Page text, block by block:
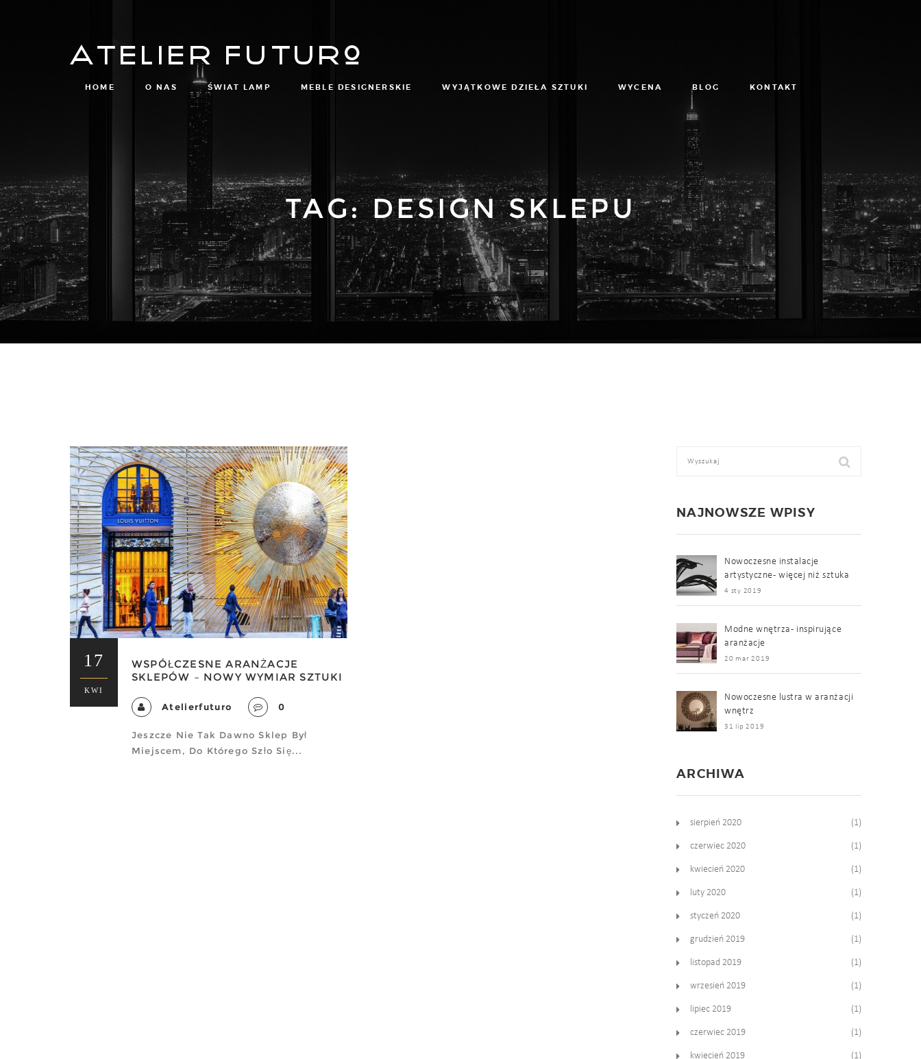
Atelier Futuro
HOME O NAS ŚWIAT LAMP MEBLE DESIGNERSKIE WYJĄTKOWE DZIEŁA SZTUKI WYCENA BLOG KONTAKT
TAG:DESIGN SKLEPU
17
KWI
WSPÓŁCZESNE ARANŻACJE
SKLEPÓW – NOWY WYMIAR SZTUKI
Atelierfuturo 0
Jeszcze Nie Tak Dawno Sklep Był
Miejscem, Do Którego Szło Się...
NAJNOWSZE WPISY
Nowoczesne instalacje
artystyczne - więcej niż sztuka
4 sty 2019
Modne wnętrza - inspirujące
aranżacje
20 mar 2019
Nowoczesne lustra w aranżacji
wnętrz
31 lip 2019
ARCHIWA
sierpień 2020 (1)
czerwiec 2020 (1)
kwiecień 2020 (1)
luty 2020 (1)
styczeń 2020 (1)
grudzień 2019 (1)
listopad 2019 (1)
wrzesień 2019 (1)
lipiec 2019 (1)
czerwiec 2019 (1)
kwiecień 2019 (1)